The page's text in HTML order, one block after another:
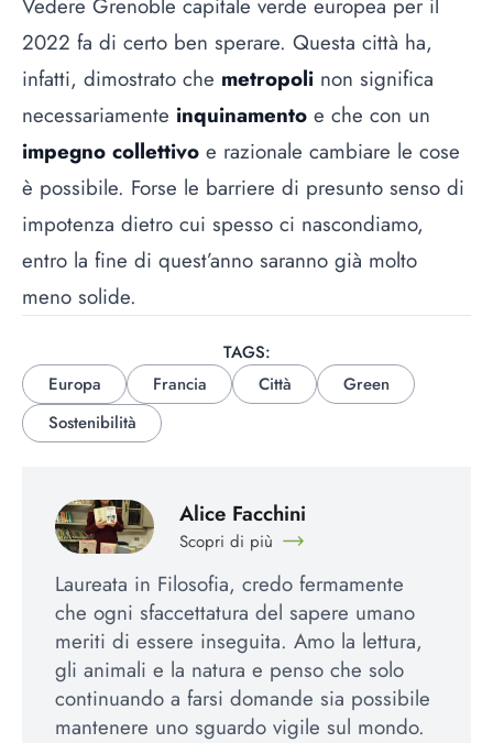
2022 fa di certo ben sperare. Questa città ha,
infatti, dimostrato che metropoli non significa
necessariamente inquinamento e che con un
impegno collettivo e razionale cambiare le cose
è possibile. Forse le barriere di presunto senso di
impotenza dietro cui spesso ci nascondiamo,
entro la fine di quest’anno saranno già molto
meno solide.
TAGS:
Europa
Francia Città
Green
Sostenibilità
Alice Facchini
Scopri di più
Laureata in Filosofia, credo fermamente
che ogni sfaccettatura del sapere umano
meriti di essere inseguita. Amo la lettura,
gli animali e la natura e penso che solo
continuando a farsi domande sia possibile
mantenere uno sguardo vigile sul mondo.